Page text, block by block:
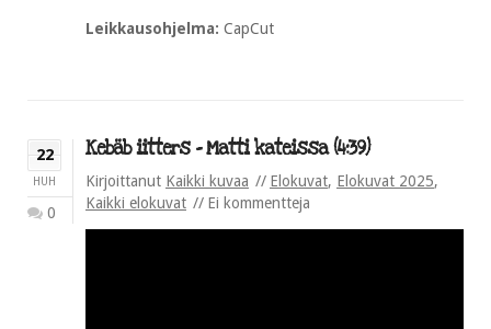
Leikkausohjelma: CapCut
22
HUH
0
Kebäb iitters – Matti kateissa (4:39)
Kirjoittanut Kaikki kuvaa Elokuvat, Elokuvat 2025,
Kaikki elokuvat
Ei kommentteja